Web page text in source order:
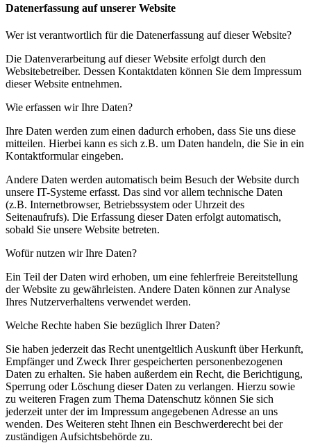
Datenerfassung auf unserer Website
Wer ist verantwortlich für die Datenerfassung auf dieser Website?
Die Datenverarbeitung auf dieser Website erfolgt durch den
Websitebetreiber. Dessen Kontaktdaten können Sie dem Impressum
dieser Website entnehmen.
Wie erfassen wir Ihre Daten?
Ihre Daten werden zum einen dadurch erhoben, dass Sie uns diese
mitteilen. Hierbei kann es sich z.B. um Daten handeln, die Sie in ein
Kontaktformular eingeben.
Andere Daten werden automatisch beim Besuch der Website durch
unsere IT-Systeme erfasst. Das sind vor allem technische Daten
(z.B. Internetbrowser, Betriebssystem oder Uhrzeit des
Seitenaufrufs). Die Erfassung dieser Daten erfolgt automatisch,
sobald Sie unsere Website betreten.
Wofür nutzen wir Ihre Daten?
Ein Teil der Daten wird erhoben, um eine fehlerfreie Bereitstellung
der Website zu gewährleisten. Andere Daten können zur Analyse
Ihres Nutzerverhaltens verwendet werden.
Welche Rechte haben Sie bezüglich Ihrer Daten?
Sie haben jederzeit das Recht unentgeltlich Auskunft über Herkunft,
Empfänger und Zweck Ihrer gespeicherten personenbezogenen
Daten zu erhalten. Sie haben außerdem ein Recht, die Berichtigung,
Sperrung oder Löschung dieser Daten zu verlangen. Hierzu sowie
zu weiteren Fragen zum Thema Datenschutz können Sie sich
jederzeit unter der im Impressum angegebenen Adresse an uns
wenden. Des Weiteren steht Ihnen ein Beschwerderecht bei der
zuständigen Aufsichtsbehörde zu.